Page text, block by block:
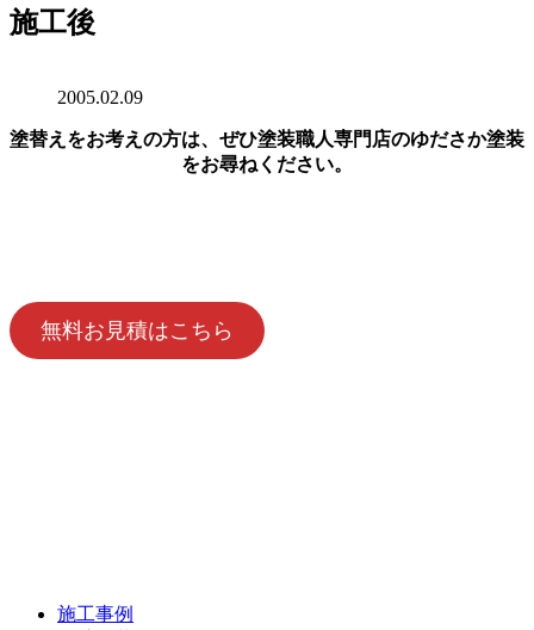
施工後
2005.02.09
塗替えをお考えの方は、ぜひ塗装職人専門店のゆださか塗装
をお尋ねください。
無料お見積はこちら
施工事例